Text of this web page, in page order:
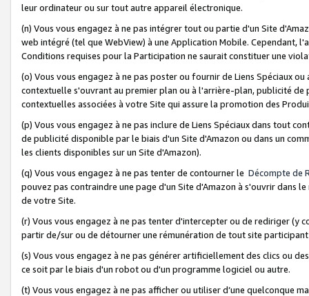
leur ordinateur ou sur tout autre appareil électronique.
(n) Vous vous engagez à ne pas intégrer tout ou partie d'un Site
web intégré (tel que WebView) à une Application Mobile. Cependant,
Conditions requises pour la Participation ne saurait constituer une
(o) Vous vous engagez à ne pas poster ou fournir de Liens Spéciaux
contextuelle s'ouvrant au premier plan ou à l'arrière-plan, publicité
contextuelles associées à votre Site qui assure la promotion des
(p) Vous vous engagez à ne pas inclure de Liens Spéciaux dans tout
de publicité disponible par le biais d'un Site d'Amazon ou dans un
les clients disponibles sur un Site d'Amazon).
(q) Vous vous engagez à ne pas tenter de contourner le Décompte de
pouvez pas contraindre une page d'un Site d'Amazon à s'ouvrir dans
de votre Site.
(r) Vous vous engagez à ne pas tenter d'intercepter ou de rediriger
partir de/sur ou de détourner une rémunération de tout site
(s) Vous vous engagez à ne pas générer artificiellement des clics ou
ce soit par le biais d'un robot ou d'un programme logiciel ou autre.
(t) Vous vous engagez à ne pas afficher ou utiliser d’une quelconque